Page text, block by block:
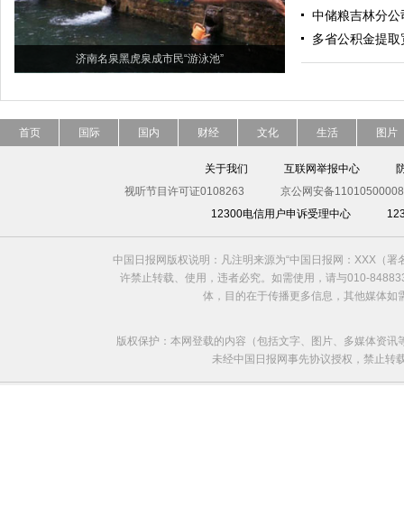
济南名泉黑虎泉成市民“游泳池”
中储粮吉林分
多省公积金提
首页 国际 国内 财经 文化 生活 图片
关于我们 互联网举报中心
视听节目许可证0108263
京公网安备
12300电信用户申诉受理中心
中国日报网版权说明：凡注明来源为“中国日报网：XXX（
许禁止转载、使用，违者必究。如需使用，请与010-
体，目的在于传播更多信息，其他媒体
版权保护：本网登载的内容（包括文字、图片、多媒体资
未经中国日报网事先协议授权，禁止转